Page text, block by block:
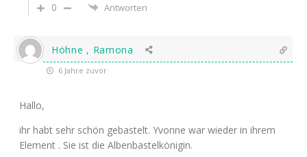
0
Antworten
Höhne , Ramona
6 Jahre zuvor
Hallo,
ihr habt sehr schön gebastelt. Yvonne war wieder in ihrem
Element . Sie ist die Albenbastelkönigin.